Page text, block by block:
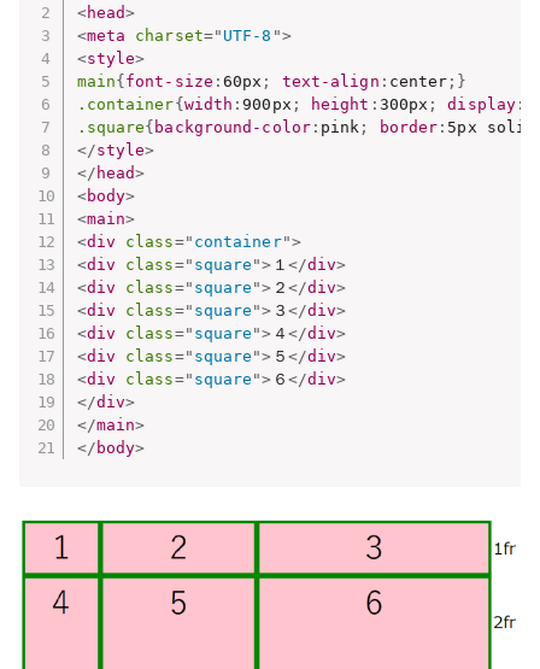
<head>
<meta charset=" UTF-8 ">
<style>
main{ font-size :60px ; text-align : center ; }
.container{ width :900px ; height : 300px ; display :
.square{ background-color: pink ; border : 5px solid
</style>
</ head>
<body>
<main>
<div class=" container">
<div class=" square "> １ </div>
<div class=" square "> ２ </div>
<div class=" square "> ３ </div>
<div class=" square "> ４ </div>
<div class=" square "> ５ </div>
<div class=" square "> ６ </div>
</div>
</main>
</ body>